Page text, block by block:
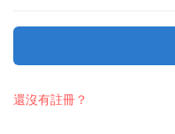
還沒有註冊？